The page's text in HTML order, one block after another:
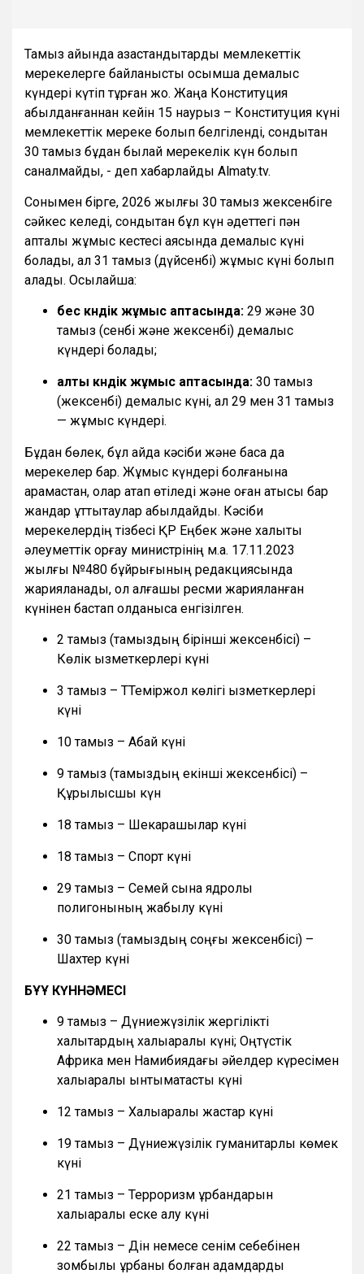
Тамыз айында қазақстандықтарды мемлекеттік
мерекелерге байланысты қосымша демалыс
күндері күтіп тұрған жоқ. Жаңа Конституция
қабылданғаннан кейін 15 наурыз – Конституция күні
мемлекеттік мереке болып белгіленді, сондықтан
30 тамыз бұдан былай мерекелік күн болып
саналмайды, - деп хабарлайды Almaty.tv.
Сонымен бірге, 2026 жылғы 30 тамыз жексенбіге
сәйкес келеді, сондықтан бұл күн әдеттегі пән
апталық жұмыс кестесі аясында демалыс күні
болады, ал 31 тамыз (дүйсенбі) жұмыс күні болып
қалады. Осылайша:
бес күндік жұмыс аптасында: 29 және 30
тамыз (сенбі және жексенбі) демалыс
күндері болады;
алты күндік жұмыс аптасында: 30 тамыз
(жексенбі) демалыс күні, ал 29 мен 31 тамыз
— жұмыс күндері.
Бұдан бөлек, бұл айда кәсіби және басқа да
мерекелер бар. Жұмыс күндері болғанына
қарамастан, олар атап өтіледі және оған қатысы бар
жандар құттықтаулар қабылдайды. Кәсіби
мерекелердің тізбесі ҚР Еңбек және халықты
әлеуметтік қорғау министрінің м.а. 17.11.2023
жылғы №480 бұйрығының редакциясында
жарияланады, ол алғашқы ресми жарияланған
күнінен бастап қолданысқа енгізілген.
2 тамыз (тамыздың бірінші жексенбісі) –
Көлік қызметкерлері күні
3 тамыз – ТТеміржол көлігі қызметкерлері
күні
10 тамыз – Абай күні
9 тамыз (тамыздың екінші жексенбісі) –
Құрылысшы күн
18 тамыз – Шекарашылар күні
18 тамыз – Спорт күні
29 тамыз – Семей сынақ ядролық
полигонының жабылу күні
30 тамыз (тамыздың соңғы жексенбісі) –
Шахтер күні
БҰҰ КҮННӘМЕСІ
9 тамыз – Дүниежүзілік жергілікті
халықтардың халықаралық күні; Оңтүстік
Африка мен Намибиядағы әйелдер күресімен
халықаралық ынтымақтастық күні
12 тамыз – Халықаралық жастар күні
19 тамыз – Дүниежүзілік гуманитарлық көмек
күні
21 тамыз – Терроризм құрбандарын
халықаралық еске алу күні
22 тамыз – Дін немесе сенім себебінен
зомбылық құрбаны болған адамдарды